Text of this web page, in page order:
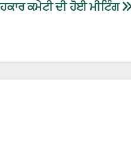
ਕਮੇਟੀ ਦੀ ਹੋਈ ਮੀਟਿੰਗ